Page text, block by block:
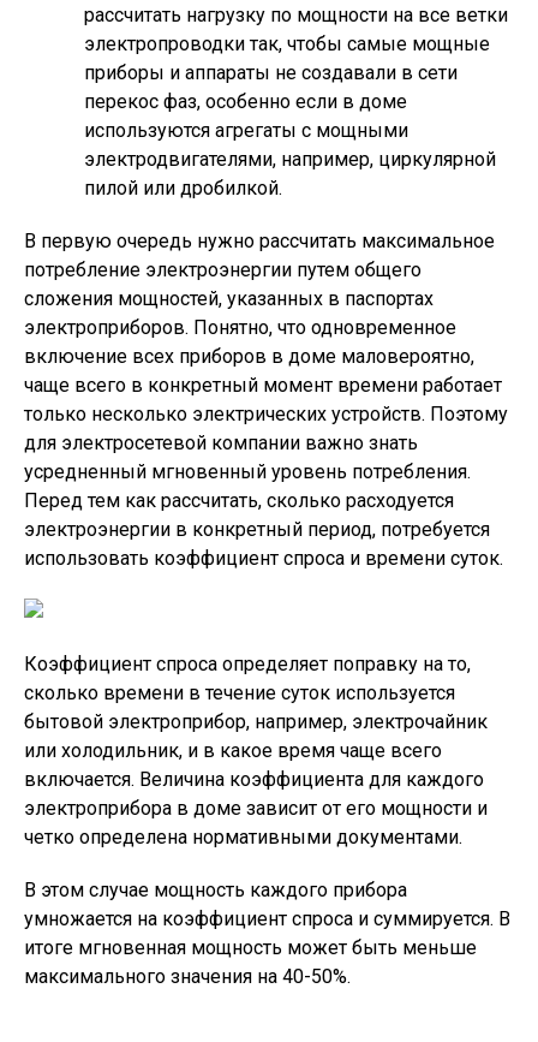
рассчитать нагрузку по мощности на все ветки
электропроводки так, чтобы самые мощные
приборы и аппараты не создавали в сети
перекос фаз, особенно если в доме
используются агрегаты с мощными
электродвигателями, например, циркулярной
пилой или дробилкой.
В первую очередь нужно рассчитать максимальное
потребление электроэнергии путем общего
сложения мощностей, указанных в паспортах
электроприборов. Понятно, что одновременное
включение всех приборов в доме маловероятно,
чаще всего в конкретный момент времени работает
только несколько электрических устройств. Поэтому
для электросетевой компании важно знать
усредненный мгновенный уровень потребления.
Перед тем как рассчитать, сколько расходуется
электроэнергии в конкретный период, потребуется
использовать коэффициент спроса и времени суток.
Коэффициент спроса определяет поправку на то,
сколько времени в течение суток используется
бытовой электроприбор, например, электрочайник
или холодильник, и в какое время чаще всего
включается. Величина коэффициента для каждого
электроприбора в доме зависит от его мощности и
четко определена нормативными документами.
В этом случае мощность каждого прибора
умножается на коэффициент спроса и суммируется. В
итоге мгновенная мощность может быть меньше
максимального значения на 40-50%.